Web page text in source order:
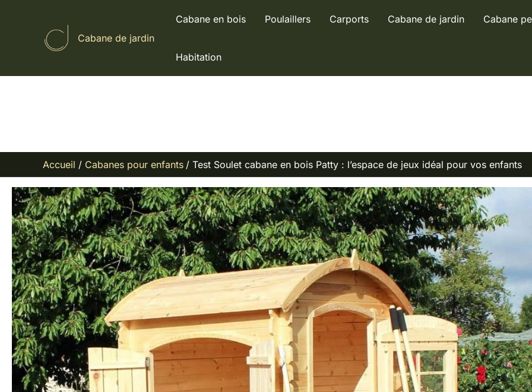
Cabane de jardin
Cabane en bois Poulaillers Carports Cabane de jardin Cabane
Habitation
Accueil Cabanes pour enfants Test Soulet cabane en bois Patty : l’espace de jeux idéal pour vos enfants